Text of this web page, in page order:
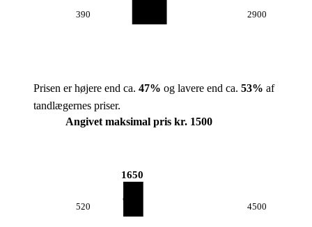
390 2900
Prisen er højere end ca. 47% og lavere end ca. 53% af
tandlægernes priser.
Angivet maksimal pris kr. 1500
520
1650
4500